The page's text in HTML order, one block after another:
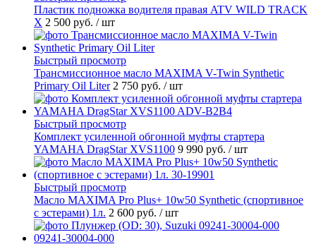
Пластик подножка водителя правая ATV WILD TRACK
X 2 500 руб. / шт
Быстрый просмотр
Трансмиссионное масло MAXIMA V-Twin Synthetic
Primary Oil Liter 2 750 руб. / шт
Быстрый просмотр
Комплект усиленной обгонной муфты стартера
YAMAHA DragStar XVS1100 9 990 руб. / шт
Быстрый просмотр
Масло MAXIMA Pro Plus+ 10w50 Synthetic (спортивное
с эстерами) 1л. 2 600 руб. / шт